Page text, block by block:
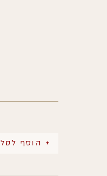
+ הוסף לסל